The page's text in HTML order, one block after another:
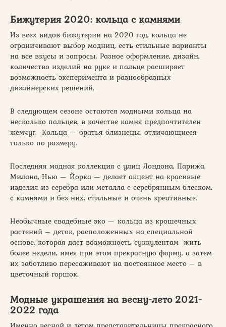
Бижутерия 2020: кольца с камнями
Из всех видов бижутерии на 2020 год, кольца не
ограничивают выбор модниц, есть стильные варианты
на все вкусы и запросы. Разное оформление, дизайн,
количество изделий на руке и пальце расширяет
возможность эксперимента и разнообразных
дизайнерских решений.
В следующем сезоне остаются модными кольца на
несколько пальцев, в качестве камня предпочтителен
жемчуг. Кольца — братья близнецы, отличающиеся
только по размеру.
Последняя модная коллекция с улиц Лондона, Парижа,
Милана, Нью — Йорка — делает акцент на красивые
изделия из серебра или металла с серебрянным блеском,
с камнями и без них, стильные и очень креативные.
Необычные свадебные эко — кольца из крошечных
растений – деток, расположенных на специальной
основе, которая дает возможность суккулентам жить
более недели, имея при этом прекрасную форму, а затем
их заботливо пересаживают на постоянное место – в
цветочный горшок.
Модные украшения на весну-лето 2021-
2022 года